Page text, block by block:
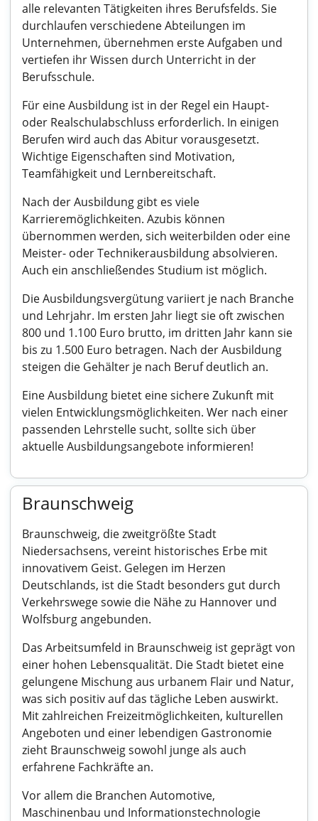
alle relevanten Tätigkeiten ihres Berufsfelds. Sie
durchlaufen verschiedene Abteilungen im
Unternehmen, übernehmen erste Aufgaben und
vertiefen ihr Wissen durch Unterricht in der
Berufsschule.
Für eine Ausbildung ist in der Regel ein Haupt-
oder Realschulabschluss erforderlich. In einigen
Berufen wird auch das Abitur vorausgesetzt.
Wichtige Eigenschaften sind Motivation,
Teamfähigkeit und Lernbereitschaft.
Nach der Ausbildung gibt es viele
Karrieremöglichkeiten. Azubis können
übernommen werden, sich weiterbilden oder eine
Meister- oder Technikerausbildung absolvieren.
Auch ein anschließendes Studium ist möglich.
Die Ausbildungsvergütung variiert je nach Branche
und Lehrjahr. Im ersten Jahr liegt sie oft zwischen
800 und 1.100 Euro brutto, im dritten Jahr kann sie
bis zu 1.500 Euro betragen. Nach der Ausbildung
steigen die Gehälter je nach Beruf deutlich an.
Eine Ausbildung bietet eine sichere Zukunft mit
vielen Entwicklungsmöglichkeiten. Wer nach einer
passenden Lehrstelle sucht, sollte sich über
aktuelle Ausbildungsangebote informieren!
Braunschweig
Braunschweig, die zweitgrößte Stadt
Niedersachsens, vereint historisches Erbe mit
innovativem Geist. Gelegen im Herzen
Deutschlands, ist die Stadt besonders gut durch
Verkehrswege sowie die Nähe zu Hannover und
Wolfsburg angebunden.
Das Arbeitsumfeld in Braunschweig ist geprägt von
einer hohen Lebensqualität. Die Stadt bietet eine
gelungene Mischung aus urbanem Flair und Natur,
was sich positiv auf das tägliche Leben auswirkt.
Mit zahlreichen Freizeitmöglichkeiten, kulturellen
Angeboten und einer lebendigen Gastronomie
zieht Braunschweig sowohl junge als auch
erfahrene Fachkräfte an.
Vor allem die Branchen Automotive,
Maschinenbau und Informationstechnologie